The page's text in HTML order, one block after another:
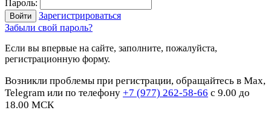
Пароль:
Зарегистрироваться
Забыли свой пароль?
Если вы впервые на сайте, заполните, пожалуйста,
регистрационную форму.
Возникли проблемы при регистрации, обращайтесь в Max,
Telegram или по телефону +7 (977) 262-58-66 с 9.00 до
18.00 МСК